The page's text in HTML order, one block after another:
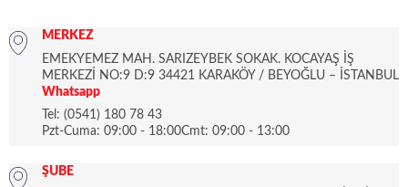
MERKEZ
EMEKYEMEZ MAH. SARIZEYBEK SOKAK. KOCAYAŞ İŞ
MERKEZİ NO:9 D:9 34421 KARAKÖY / BEYOĞLU – İSTANBUL
Whatsapp
Tel: (0541) 180 78 43
Pzt-Cuma: 09:00 - 18:00Cmt: 09:00 - 13:00
ŞUBE